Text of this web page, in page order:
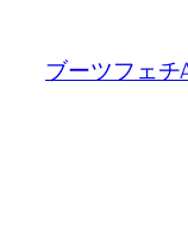
ブーツフェチ